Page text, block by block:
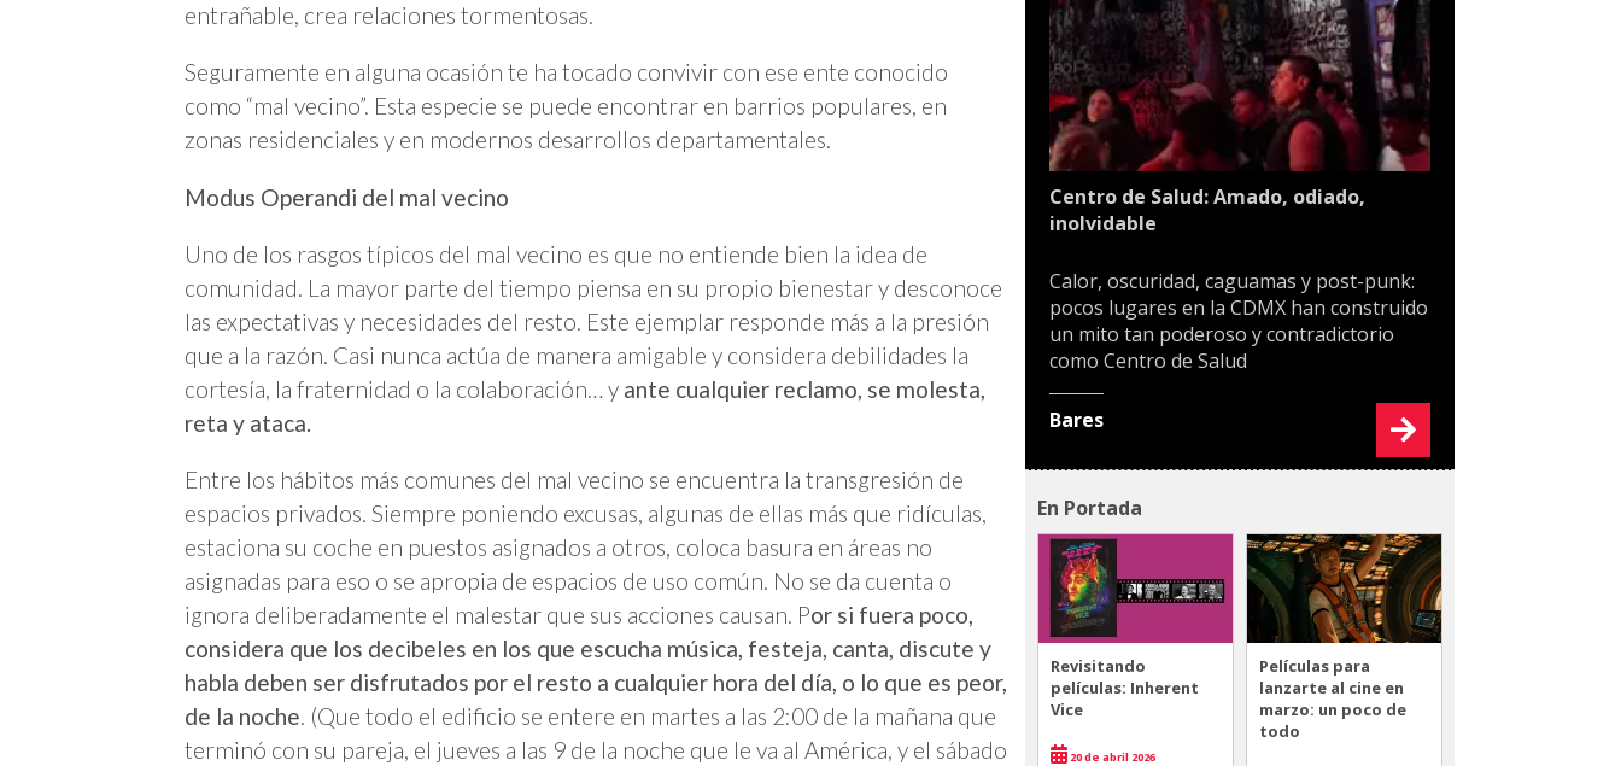
entrañable, crea relaciones tormentosas.
Seguramente en alguna ocasión te ha tocado convivir con ese ente conocido
como “mal vecino”. Esta especie se puede encontrar en barrios populares, en
zonas residenciales y en modernos desarrollos departamentales.
Modus Operandi del mal vecino
Uno de los rasgos típicos del mal vecino es que no entiende bien la idea de
comunidad. La mayor parte del tiempo piensa en su propio bienestar y desconoce
las expectativas y necesidades del resto. Este ejemplar responde más a la presión
que a la razón. Casi nunca actúa de manera amigable y considera debilidades la
cortesía, la fraternidad o la colaboración… y ante cualquier reclamo, se molesta,
reta y ataca.
Entre los hábitos más comunes del mal vecino se encuentra la transgresión de
espacios privados. Siempre poniendo excusas, algunas de ellas más que ridículas,
estaciona su coche en puestos asignados a otros, coloca basura en áreas no
asignadas para eso o se apropia de espacios de uso común. No se da cuenta o
ignora deliberadamente el malestar que sus acciones causan. Por si fuera poco,
considera que los decibeles en los que escucha música, festeja, canta, discute y
habla deben ser disfrutados por el resto a cualquier hora del día, o lo que es peor,
de la noche. (Que todo el edificio se entere en martes a las 2:00 de la mañana que
terminó con su pareja, el jueves a las 9 de la noche que le va al América, y el sábado
Centro de Salud: Amado, odiado,
inolvidable
Calor, oscuridad, caguamas y post-punk:
pocos lugares en la CDMX han construido
un mito tan poderoso y contradictorio
como Centro de Salud
Bares
En Portada
Revisitando
películas: Inherent
Vice
20 de abril 2026
Películas para
lanzarte al cine en
marzo: un poco de
todo